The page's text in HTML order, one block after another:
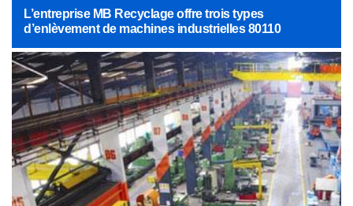
L’entreprise MB Recyclage offre trois types
d’enlèvement de machines industrielles 80110